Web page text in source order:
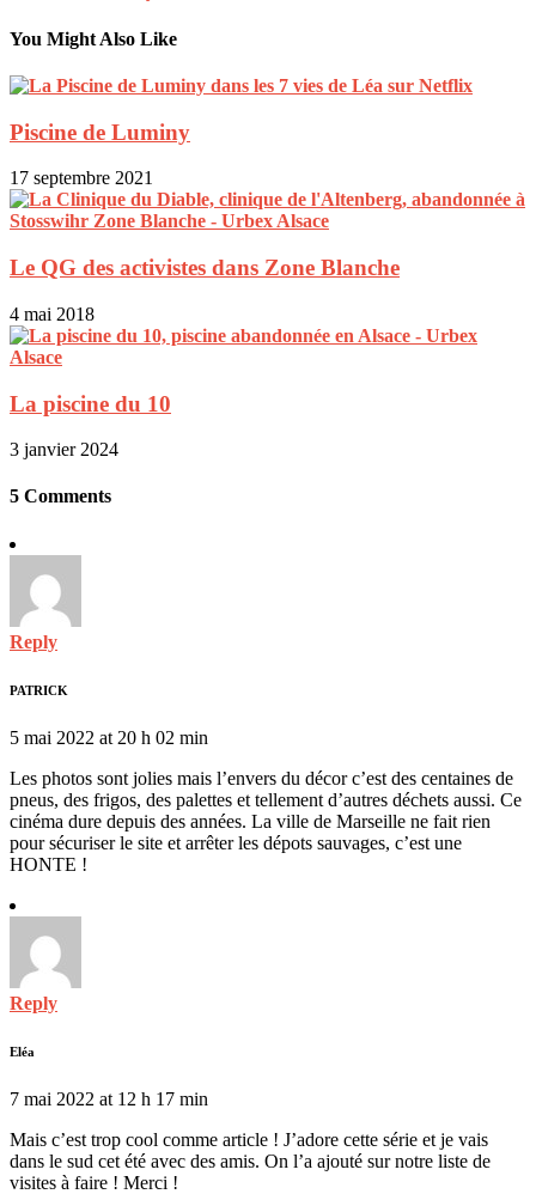
You Might Also Like
Piscine de Luminy
17 septembre 2021
Le QG des activistes dans Zone Blanche
4 mai 2018
La piscine du 10
3 janvier 2024
5 Comments
Reply
PATRICK
5 mai 2022 at 20 h 02 min
Les photos sont jolies mais l’envers du décor c’est des centaines de
pneus, des frigos, des palettes et tellement d’autres déchets aussi. Ce
cinéma dure depuis des années. La ville de Marseille ne fait rien
pour sécuriser le site et arrêter les dépots sauvages, c’est une
HONTE !
Reply
Eléa
7 mai 2022 at 12 h 17 min
Mais c’est trop cool comme article ! J’adore cette série et je vais
dans le sud cet été avec des amis. On l’a ajouté sur notre liste de
visites à faire ! Merci !